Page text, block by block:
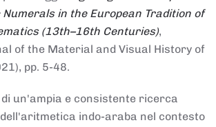
in the European Tradition of
(13th–16th Centuries),
of the Material and Visual History of
pp. 5-48.
un'ampia e consistente ricerca
indo-araba nel contesto